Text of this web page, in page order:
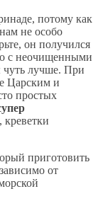
потому как
не особо
он получился
с неочищенными
чуть лучше. При
Царским и
простых
креветки
приготовить
от